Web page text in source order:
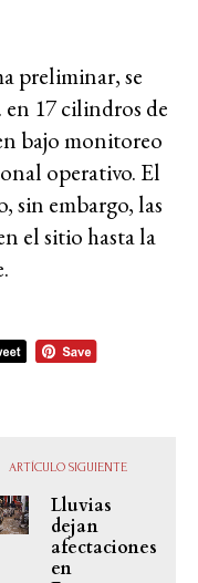
preliminar, se
en 17 cilindros de
bajo monitoreo
operativo. El
sin embargo, las
el sitio hasta la
ARTÍCULO SIGUIENTE
Lluvias
dejan
afectaciones
en